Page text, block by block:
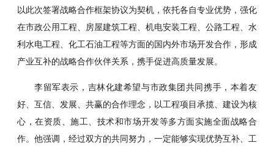
以此次签署战略合作框架协议为契机，依托各自专业优势，强化
在市政公用工程、房屋建筑工程、机电安装工程、公路工程、水
利水电工程、化工石油工程等方面的国内外市场开发合作，形成
产业互补的战略合作伙伴关系，携手促进高质量发展。
李留军表示，吉林化建希望与市政集团共同携手，本着友
好、互信、发展、共赢的合作理念，以工程项目承揽、建设为核
心，在资质、施工、技术和市场开发等多方面实施全面战略合
作。他强调，经过双方的共同努力，一定能够实现优势互补、工